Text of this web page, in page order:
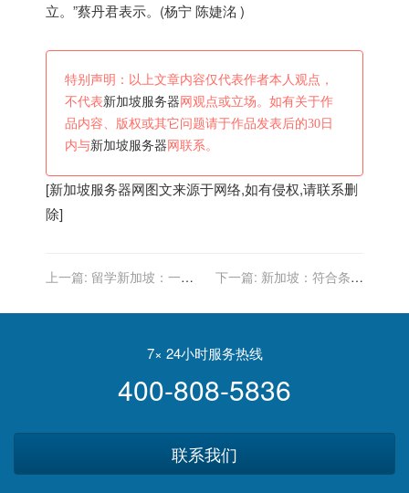
立。”蔡丹君表示。(杨宁 陈婕洺 )
特别声明：以上文章内容仅代表作者本人观点，
不代表新加坡服务器 网观点或立场。如有关于作
品内容、版权或其它问题请于作品发表后的30日
内与新加坡服务器 网联系。
[新加坡服务器网图文来源于网络,如有侵权,请联系删
除]
上一篇: 留学新加坡：一篇
写？
下一篇: 新加坡：符合条件
剂疫苗
7× 24小时服务热线
400-808-5836
联系我们